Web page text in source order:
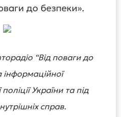
до безпеки».
“Від поваги до
інформаційної
України та під
справ.